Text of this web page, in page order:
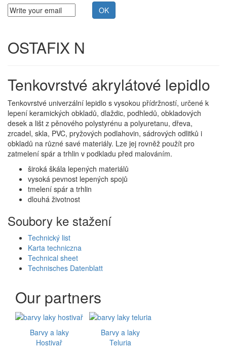
OSTAFIX N
Tenkovrstvé akrylátové lepidlo
Tenkovrstvé univerzální lepidlo s vysokou přídržností, určené k
lepení keramických obkladů, dlaždic, podhledů, obkladových
desek a lišt z pěnového polystyrénu a polyuretanu, dřeva,
zrcadel, skla, PVC, pryžových podlahovin, sádrových odlitků i
obkladů na různé savé materiály. Lze jej rovněž použít pro
zatmelení spár a trhlin v podkladu před malováním.
široká škála lepených materiálů
vysoká pevnost lepených spojů
tmelení spár a trhlin
dlouhá životnost
Soubory ke stažení
Technický list
Karta techniczna
Technical sheet
Technisches Datenblatt
Our partners
Barvy a laky
Hostivař
Barvy a laky
Teluria